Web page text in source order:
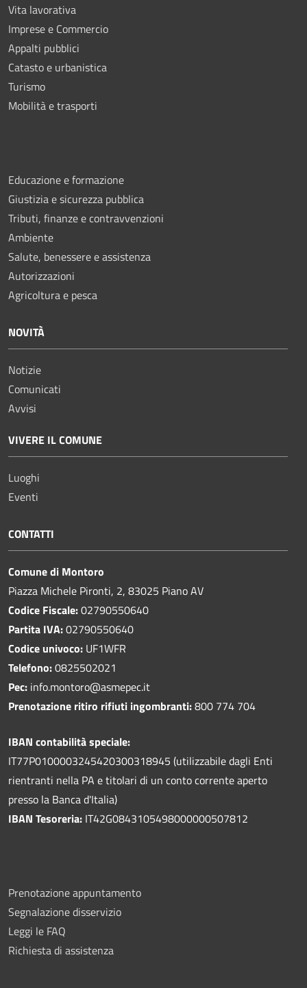
Vita lavorativa
Imprese e Commercio
Appalti pubblici
Catasto e urbanistica
Turismo
Mobilità e trasporti
Educazione e formazione
Giustizia e sicurezza pubblica
Tributi, finanze e contravvenzioni
Ambiente
Salute, benessere e assistenza
Autorizzazioni
Agricoltura e pesca
NOVITÀ
Notizie
Comunicati
Avvisi
VIVERE IL COMUNE
Luoghi
Eventi
CONTATTI
Comune di Montoro
Piazza Michele Pironti, 2, 83025 Piano AV
Codice Fiscale:02790550640
Partita IVA:02790550640
Codice univoco: UF1WFR
Telefono:0825502021
Pec: info.montoro@asmepec.it
Prenotazione ritiro rifiuti ingombranti:800 774 704
IBAN contabilità speciale:
IT77P0100003245420300318945 (utilizzabile dagli Enti
rientranti nella PA e titolari di un conto corrente aperto
presso la Banca d'Italia)
IBAN Tesoreria: IT42G0843105498000000507812
Prenotazione appuntamento
Segnalazione disservizio
Leggi le FAQ
Richiesta di assistenza